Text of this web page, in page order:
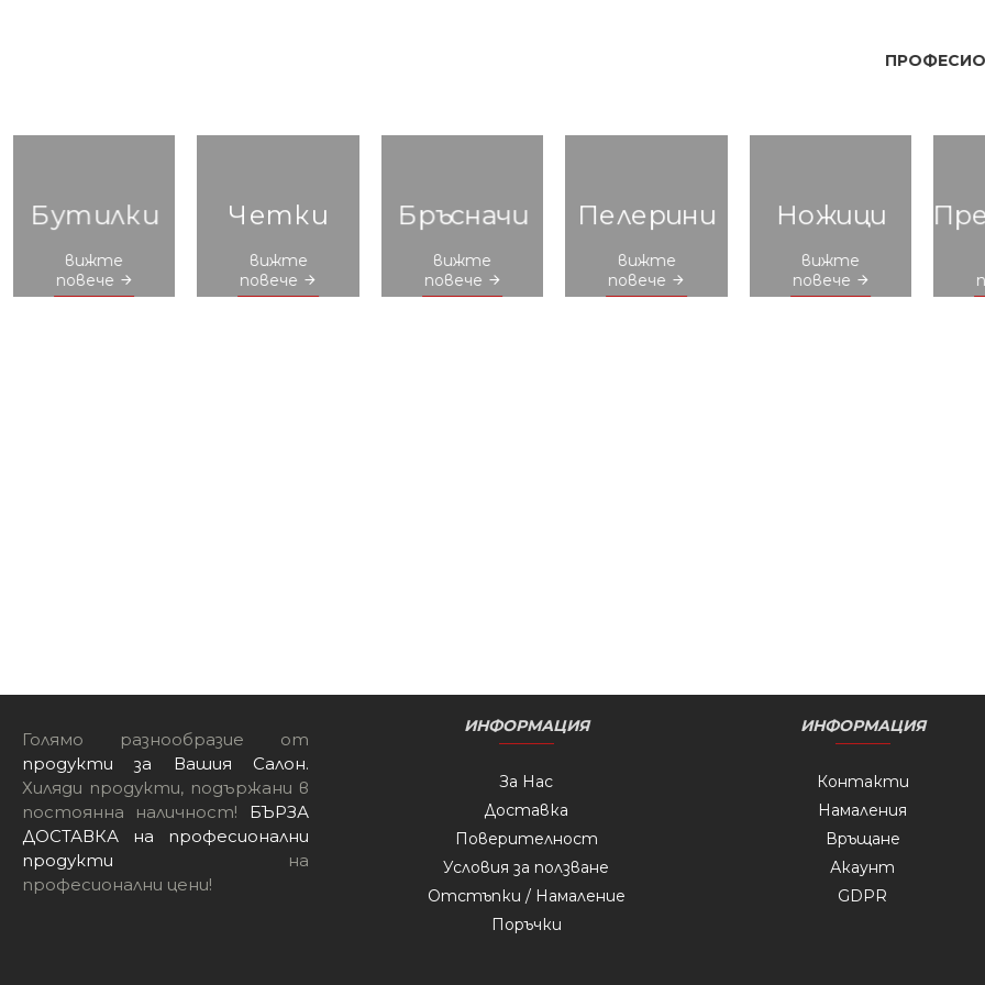
Бутилки
вижте
повече
Четки
вижте
повече
Бръсначи
вижте
повече
Пелерини
вижте
повече
Ножици
вижте
повече
Голямо разнообразие от
продукти за Вашия Салон.
Хиляди продукти, подържани в
постоянна наличност! БЪРЗА
ДОСТАВКА на професионални
продукти
на
професионални цени!
ИНФОРМАЦИЯ
За Нас
Доставка
Поверителност
Условия за ползване
Отстъпки / Намаление
Поръчки
ИНФОРМАЦИЯ
Контакти
Намаления
Връщане
Акаунт
GDPR